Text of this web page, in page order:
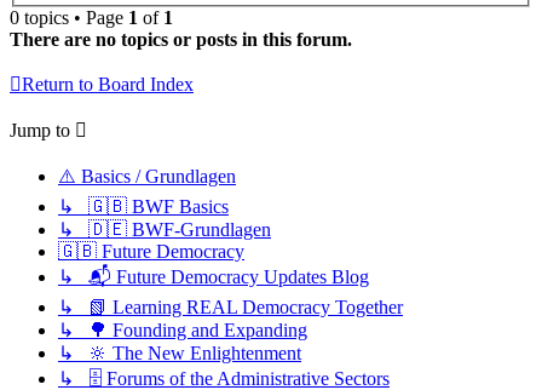
0 topics • Page 1 of 1
There are no topics or posts in this forum.
Return to Board Index
Jump to
⚠️ Basics / Grundlagen
↳ 🇬🇧 BWF Basics
↳ 🇩🇪 BWF-Grundlagen
🇬🇧 Future Democracy
↳ 📬 Future Democracy Updates Blog
↳ 📗 Learning REAL Democracy Together
↳ 🌳 Founding and Expanding
↳ 🔆 The New Enlightenment
↳ 🗄️ Forums of the Administrative Sectors